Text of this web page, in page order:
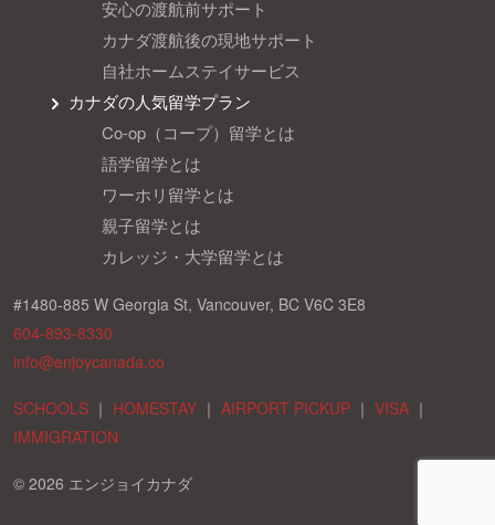
安心の渡航前サポート
カナダ渡航後の現地サポート
自社ホームステイサービス
カナダの人気留学プラン
Co-op（コープ）留学とは
語学留学とは
ワーホリ留学とは
親子留学とは
カレッジ・大学留学とは
#1480-885 W Georgia St, Vancouver, BC V6C 3E8
604-893-8330
info@enjoycanada.co
SCHOOLS ｜ HOMESTAY ｜ AIRPORT PICKUP ｜ VISA ｜
IMMIGRATION
© 2026 エンジョイカナダ